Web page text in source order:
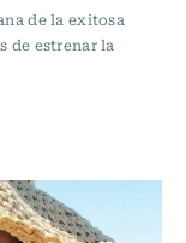
de la exitosa
de estrenar la